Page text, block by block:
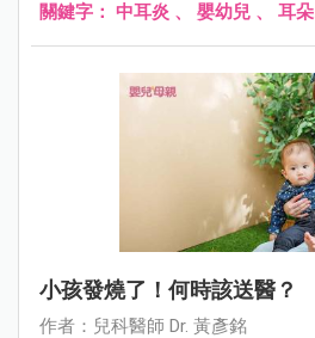
關鍵字： 中耳炎 、 嬰幼兒 、 耳朵
小孩發燒了！何時該送醫？
作者：兒科醫師 Dr. 黃彥銘